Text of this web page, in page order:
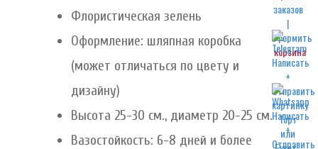
корзина
Флористическая зелень
Оформление: шляпная коробка
(может отличаться по цвету и
дизайну)
Высота 25-30 см., диаметр 20-25 см.
Вазостойкость: 6-8 дней и более